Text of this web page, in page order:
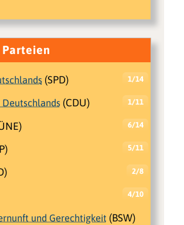
(SPD) 1/14
(CDU) 1/11
6/14
5/11
2/8
4/10
und Gerechtigkeit (BSW)